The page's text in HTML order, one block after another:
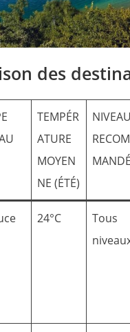
des
TEMPÉR
ATURE
MOYEN
NE (ÉTÉ)
NIVEAU
RECOM
MANDÉ
24°C
Tous